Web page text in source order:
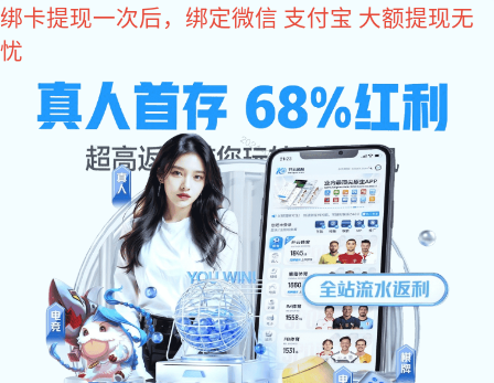
NG娱乐
NG娱乐